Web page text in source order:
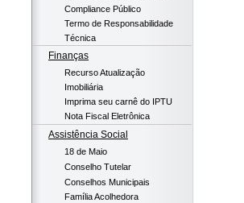
Compliance Público
Termo de Responsabilidade
Técnica
Finanças
Recurso Atualização
Imobiliária
Imprima seu carnê do IPTU
Nota Fiscal Eletrônica
Assistência Social
18 de Maio
Conselho Tutelar
Conselhos Municipais
Família Acolhedora